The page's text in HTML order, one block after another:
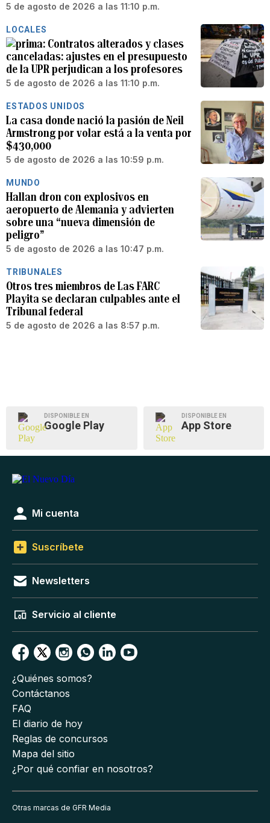
5 de agosto de 2026 a las 11:10 p.m.
LOCALES
Contratos alterados y clases
canceladas: ajustes en el presupuesto
de la UPR perjudican a los profesores
5 de agosto de 2026 a las 11:10 p.m.
ESTADOS UNIDOS
La casa donde nació la pasión de Neil
Armstrong por volar está a la venta por
$430,000
5 de agosto de 2026 a las 10:59 p.m.
MUNDO
Hallan dron con explosivos en
aeropuerto de Alemania y advierten
sobre una “nueva dimensión de
peligro”
5 de agosto de 2026 a las 10:47 p.m.
TRIBUNALES
Otros tres miembros de Las FARC
Playita se declaran culpables ante el
Tribunal federal
5 de agosto de 2026 a las 8:57 p.m.
DISPONIBLE EN
Google Play
DISPONIBLE EN
App Store
Mi cuenta
Suscríbete
Newsletters
Servicio al cliente
¿Quiénes somos?
Contáctanos
FAQ
El diario de hoy
Reglas de concursos
Mapa del sitio
¿Por qué confiar en nosotros?
Otras marcas de GFR Media